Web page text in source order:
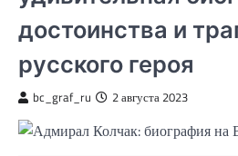
достоинства и
русского героя
bc_graf_ru 2 августа 2023